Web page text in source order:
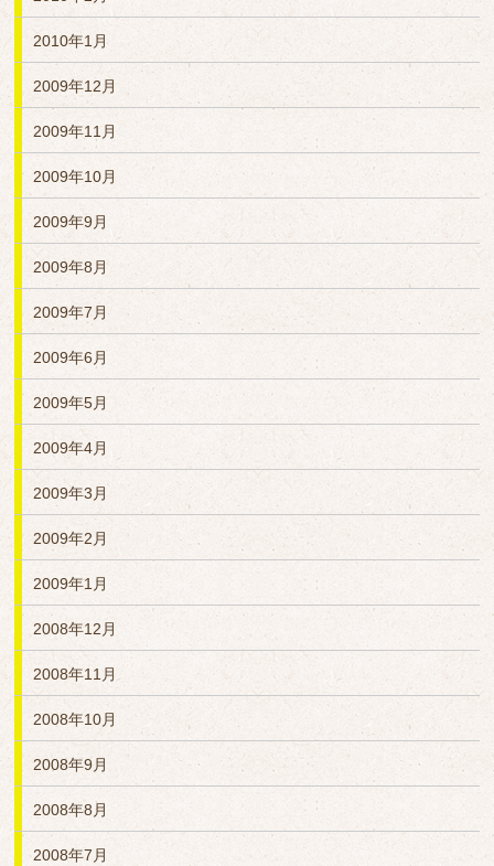
2010年1月
2009年12月
2009年11月
2009年10月
2009年9月
2009年8月
2009年7月
2009年6月
2009年5月
2009年4月
2009年3月
2009年2月
2009年1月
2008年12月
2008年11月
2008年10月
2008年9月
2008年8月
2008年7月